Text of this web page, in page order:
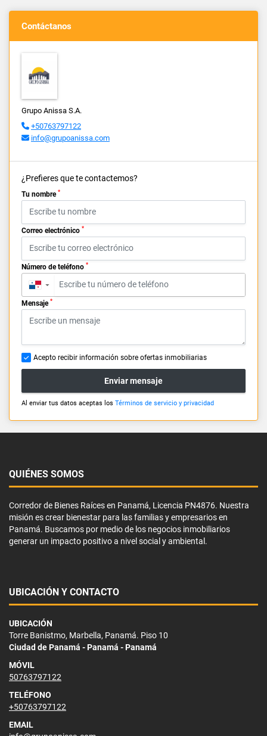
Contáctanos
Grupo Anissa S.A.
+50763797122
info@grupoanissa.com
¿Prefieres que te contactemos?
Tu nombre *
Correo electrónico *
Número de teléfono *
▼
Mensaje *
Acepto recibir información sobre ofertas inmobiliarias
Enviar mensaje
Al enviar tus datos aceptas los Términos de servicio y privacidad
QUIÉNES SOMOS
Corredor de Bienes Raíces en Panamá, Licencia PN4876. Nuestra
misión es crear bienestar para las familias y empresarios en
Panamá. Buscamos por medio de los negocios inmobiliarios
generar un impacto positivo a nivel social y ambiental.
UBICACIÓN Y CONTACTO
UBICACIÓN
Torre Banistmo, Marbella, Panamá. Piso 10
Ciudad de Panamá - Panamá - Panamá
MÓVIL
50763797122
TELÉFONO
+50763797122
EMAIL